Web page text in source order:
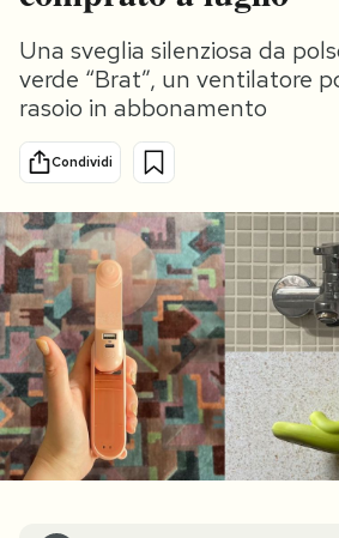
Tecnologia
Internet
Scienza
Cultura
Economia
Sport
Ok
PODCAST
NEWSLETTER
I MIEI PREFERITI
Una sveglia silenziosa da
verde “Brat”, un ventilatore
rasoio in abbonamento
Condividi